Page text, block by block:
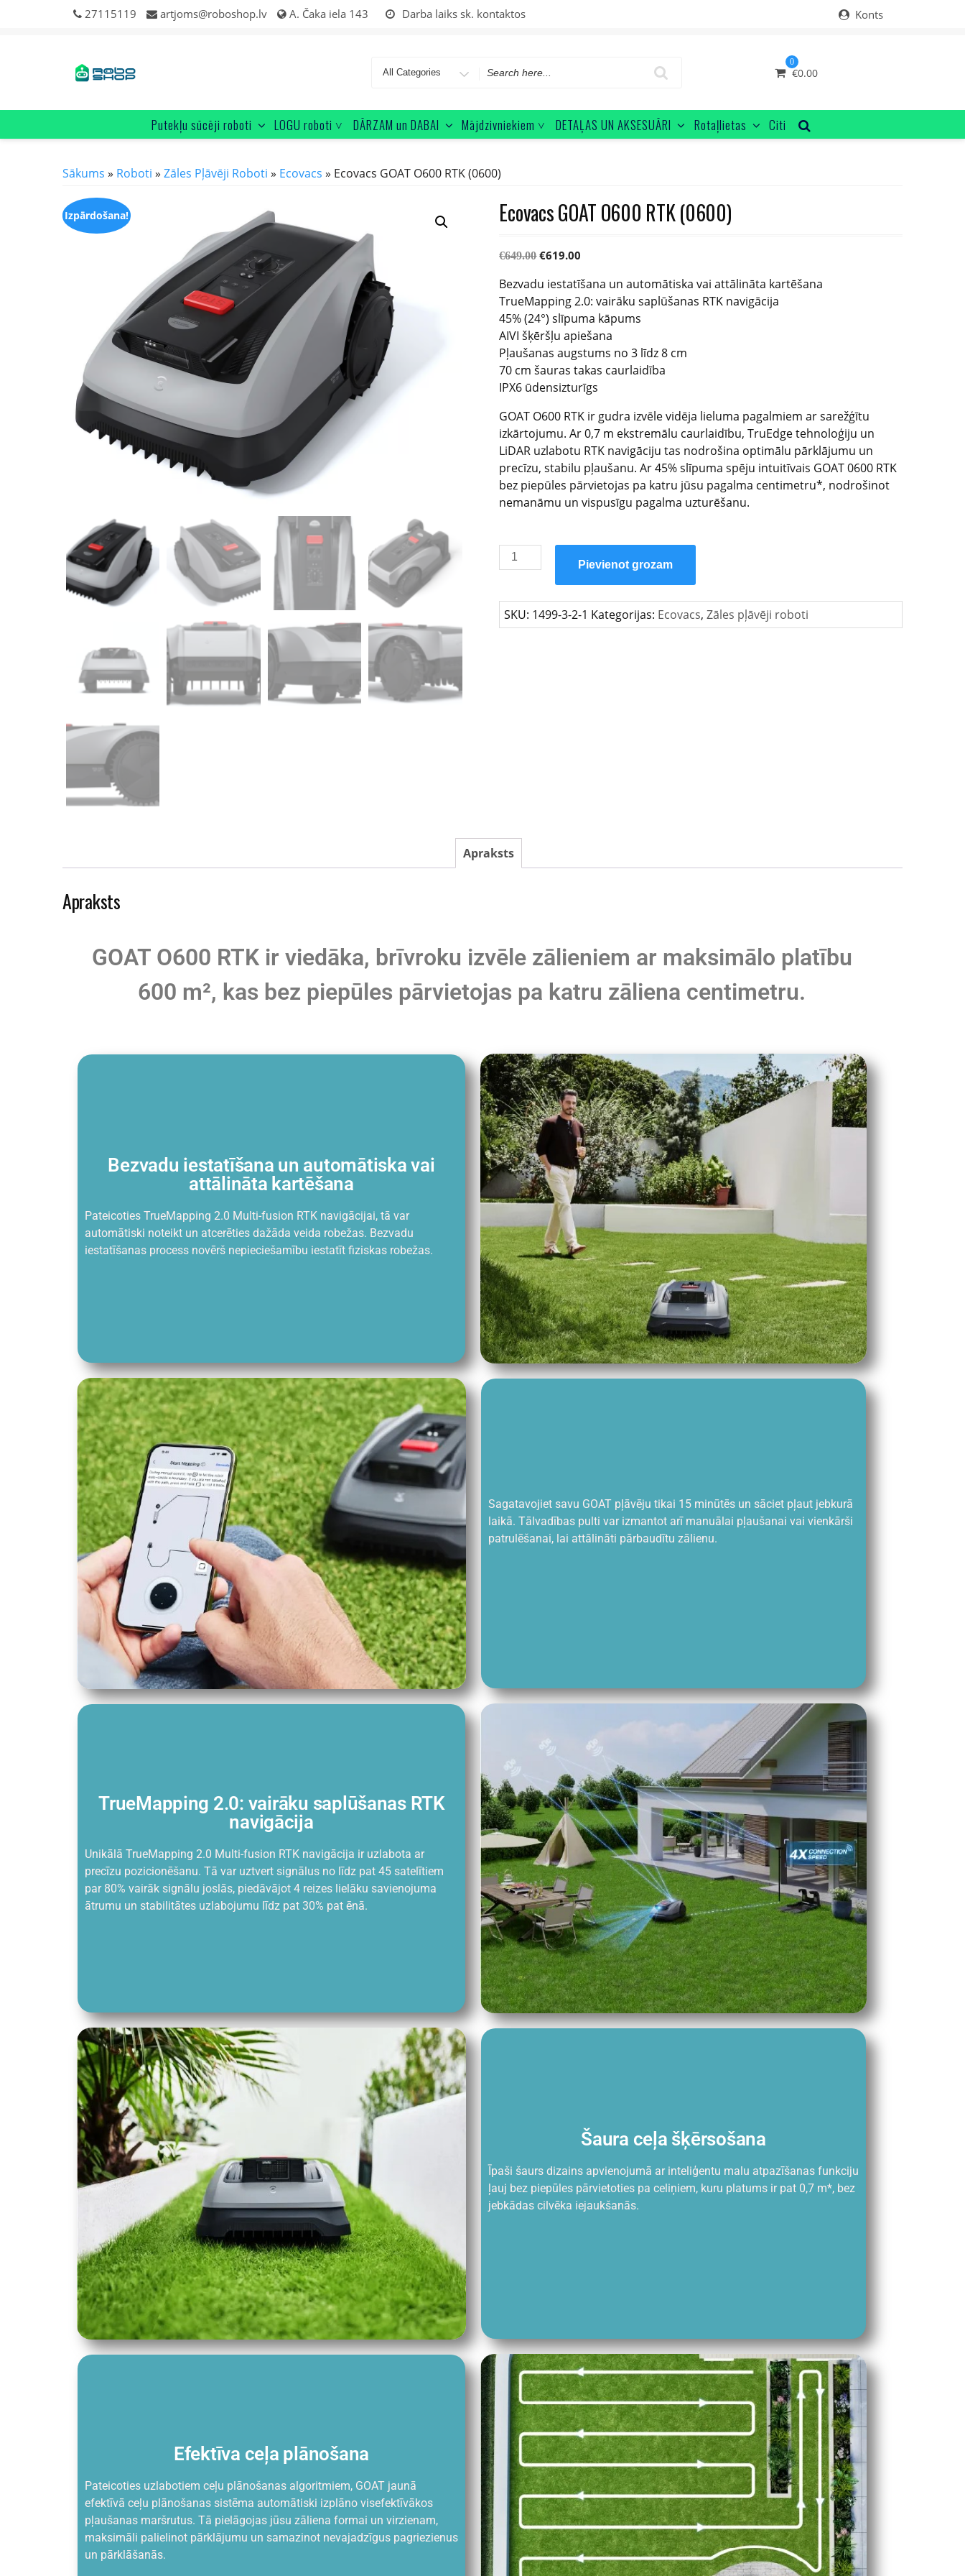
27115119 artjoms@roboshop.lv A. Čaka iela 143 Darba laiks sk. kontaktos Konts
0
€0.00
Putekļu sūcēji roboti LOGU roboti ˅ DĀRZAM un DABAI Mājdzivniekiem ˅ DETAĻAS UN AKSESUĀRI Rotaļlietas Citi
Sākums » Roboti » Zāles Pļāvēji Roboti » Ecovacs » Ecovacs GOAT O600 RTK (0600)
Izpārdošana! Ecovacs GOAT O600 RTK (0600)
€649.00 €619.00
Bezvadu iestatīšana un automātiska vai attālināta kartēšana
TrueMapping 2.0: vairāku saplūšanas RTK navigācija
45% (24°) slīpuma kāpums
AIVI šķēršļu apiešana
Pļaušanas augstums no 3 līdz 8 cm
70 cm šauras takas caurlaidība
IPX6 ūdensizturīgs
GOAT O600 RTK ir gudra izvēle vidēja lieluma pagalmiem ar sarežģītu
izkārtojumu. Ar 0,7 m ekstremālu caurlaidību, TruEdge tehnoloģiju un
LiDAR uzlabotu RTK navigāciju tas nodrošina optimālu pārklājumu un
precīzu, stabilu pļaušanu. Ar 45% slīpuma spēju intuitīvais GOAT 0600 RTK
bez piepūles pārvietojas pa katru jūsu pagalma centimetru*, nodrošinot
nemanāmu un vispusīgu pagalma uzturēšanu.
Pievienot grozam
SKU: 1499-3-2-1 Kategorijas: Ecovacs,Zāles pļāvēji roboti
Apraksts
Apraksts
GOAT O600 RTK ir viedāka, brīvroku izvēle zālieniem ar maksimālo platību
600 m², kas bez piepūles pārvietojas pa katru zāliena centimetru.
Bezvadu iestatīšana un automātiska vai
attālināta kartēšana
Pateicoties TrueMapping 2.0 Multi-fusion RTK navigācijai, tā var
automātiski noteikt un atcerēties dažāda veida robežas. Bezvadu
iestatīšanas process novērš nepieciešamību iestatīt fiziskas robežas.
Sagatavojiet savu GOAT pļāvēju tikai 15 minūtēs un sāciet pļaut jebkurā
laikā. Tālvadības pulti var izmantot arī manuālai pļaušanai vai vienkārši
patrulēšanai, lai attālināti pārbaudītu zālienu.
TrueMapping 2.0: vairāku saplūšanas RTK
navigācija
Unikālā TrueMapping 2.0 Multi-fusion RTK navigācija ir uzlabota ar
precīzu pozicionēšanu. Tā var uztvert signālus no līdz pat 45 satelītiem
par 80% vairāk signālu joslās, piedāvājot 4 reizes lielāku savienojuma
ātrumu un stabilitātes uzlabojumu līdz pat 30% pat ēnā.
Šaura ceļa šķērsošana
Īpaši šaurs dizains apvienojumā ar inteliģentu malu atpazīšanas funkciju
ļauj bez piepūles pārvietoties pa celiņiem, kuru platums ir pat 0,7 m*, bez
jebkādas cilvēka iejaukšanās.
Efektīva ceļa plānošana
Pateicoties uzlabotiem ceļu plānošanas algoritmiem, GOAT jaunā
efektīvā ceļu plānošanas sistēma automātiski izplāno visefektīvākos
pļaušanas maršrutus. Tā pielāgojas jūsu zāliena formai un virzienam,
maksimāli palielinot pārklājumu un samazinot nevajadzīgus pagriezienus
un pārklāšanās.